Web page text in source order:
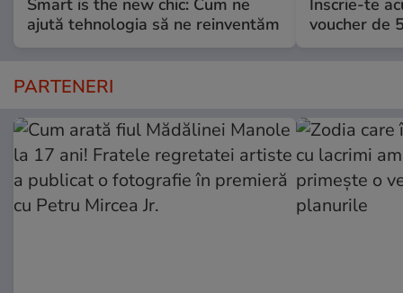
ajută tehnologia să ne reinventăm
voucher de
PARTENERI